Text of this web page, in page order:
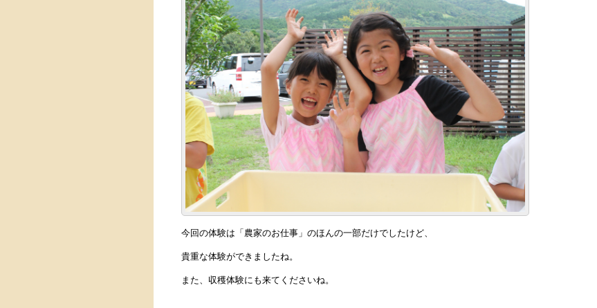
今回の体験は「農家のお仕事」のほんの一部だけでしたけど、
貴重な体験ができましたね。
また、収穫体験にも来てくださいね。